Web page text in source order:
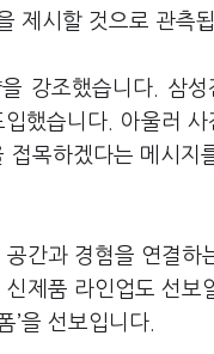
제시할 것으로 관측
강조했습니다. 삼성
했습니다. 아울러 사
접목하겠다는 메시지
공간과 경혐을 연결하
제품 라인업도 선보
’을 선보입니다.